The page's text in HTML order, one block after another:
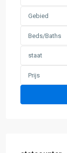
Gebied
Beds/Baths
staat
Prijs